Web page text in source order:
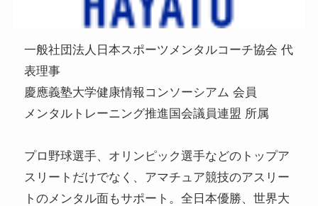
一般社団法人日本スポーツメンタルコーチ協会 代
表理事
慶應義塾大学健康情報コンソーシアム 会員
メンタルトレーニング推進国会議員連盟 所属
プロ野球選手、オリンピック選手などのトップア
スリートだけでなく、アマチュア競技のアスリー
トのメンタル面もサポート。全日本優勝、世界大